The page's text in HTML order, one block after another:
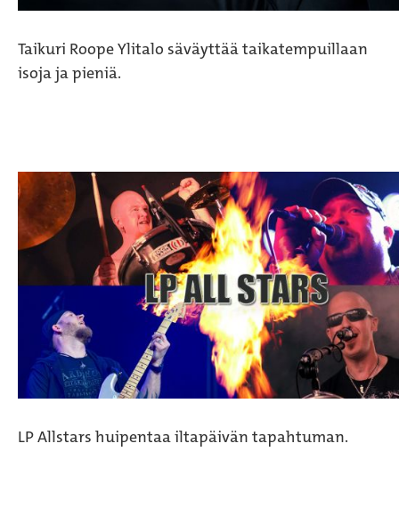
Taikuri Roope Ylitalo säväyttää taikatempuillaan
isoja ja pieniä.
LP Allstars huipentaa iltapäivän tapahtuman.